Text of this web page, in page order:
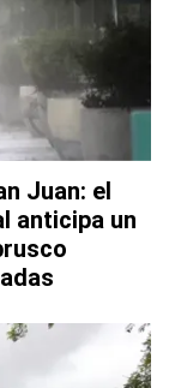
Juan: el
anticipa un